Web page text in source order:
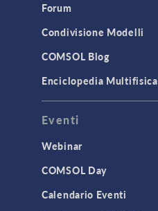
Forum
Condivisione Modelli
COMSOL Blog
Enciclopedia Multifisica
Eventi
Webinar
COMSOL Day
Calendario Eventi